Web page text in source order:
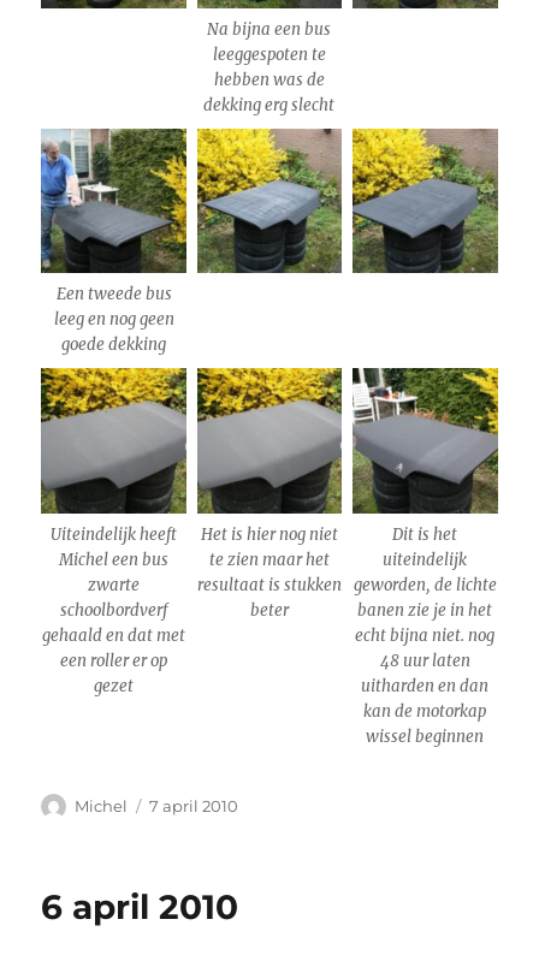
Na bijna een bus
leeggespoten te
hebben was de
dekking erg slecht
Een tweede bus
leeg en nog geen
goede dekking
Uiteindelijk heeft
Michel een bus
zwarte
schoolbordverf
gehaald en dat met
een roller er op
gezet
Het is hier nog niet
te zien maar het
resultaat is stukken
beter
Dit is het
uiteindelijk
geworden, de lichte
banen zie je in het
echt bijna niet. nog
48 uur laten
uitharden en dan
kan de motorkap
wissel beginnen
Auteur
Michel
Geplaatst
7 april 2010
6 april 2010